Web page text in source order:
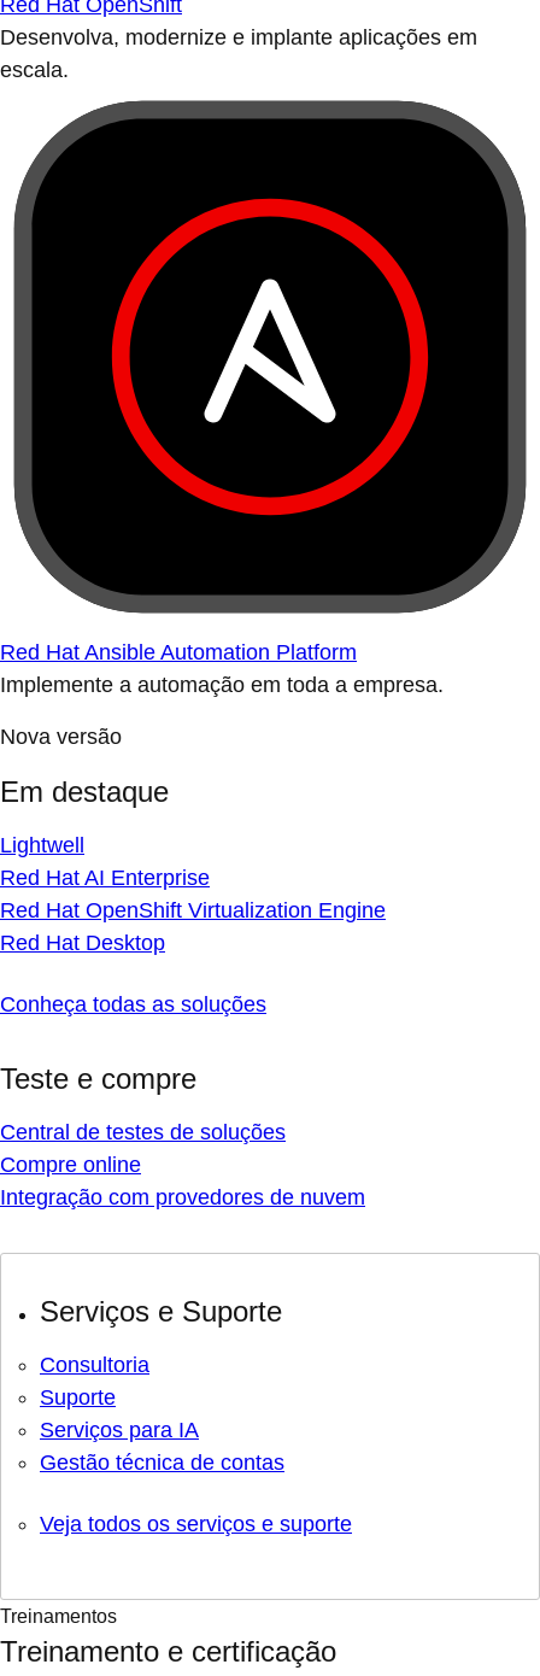
Red Hat OpenShift
Desenvolva, modernize e implante aplicações em
escala.
Red Hat Ansible Automation Platform
Implemente a automação em toda a empresa.
Nova versão
Em destaque
Lightwell
Red Hat AI Enterprise
Red Hat OpenShift Virtualization Engine
Red Hat Desktop
Conheça todas as soluções
Teste e compre
Central de testes de soluções
Compre online
Integração com provedores de nuvem
Serviços e Suporte
Consultoria
Suporte
Serviços para IA
Gestão técnica de contas
Veja todos os serviços e suporte
Treinamentos
Treinamento e certificação